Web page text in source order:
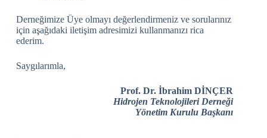
Derneğimize Üye olmayı değerlendirmeniz ve sorularınız
için aşağıdaki iletişim adresimizi kullanmanızı rica
ederim.
Saygılarımla,
Prof. Dr. İbrahim DİNÇER
Hidrojen Teknolojileri Derneği
Yönetim Kurulu Başkanı